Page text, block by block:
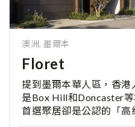
澳洲, 墨爾本
Floret
提到墨爾本華人區，香
是Box Hill和Doncaster
首選聚居卻是公認的「高